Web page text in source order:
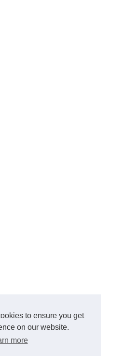
to ensure you get
on our website.
more